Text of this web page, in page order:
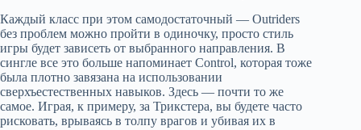
Каждый класс при этом самодостаточный — Outriders
без проблем можно пройти в одиночку, просто стиль
игры будет зависеть от выбранного направления. В
сингле все это больше напоминает Control, которая тоже
была плотно завязана на использовании
сверхъестественных навыков. Здесь — почти то же
самое. Играя, к примеру, за Трикстера, вы будете часто
рисковать, врываясь в толпу врагов и убивая их в